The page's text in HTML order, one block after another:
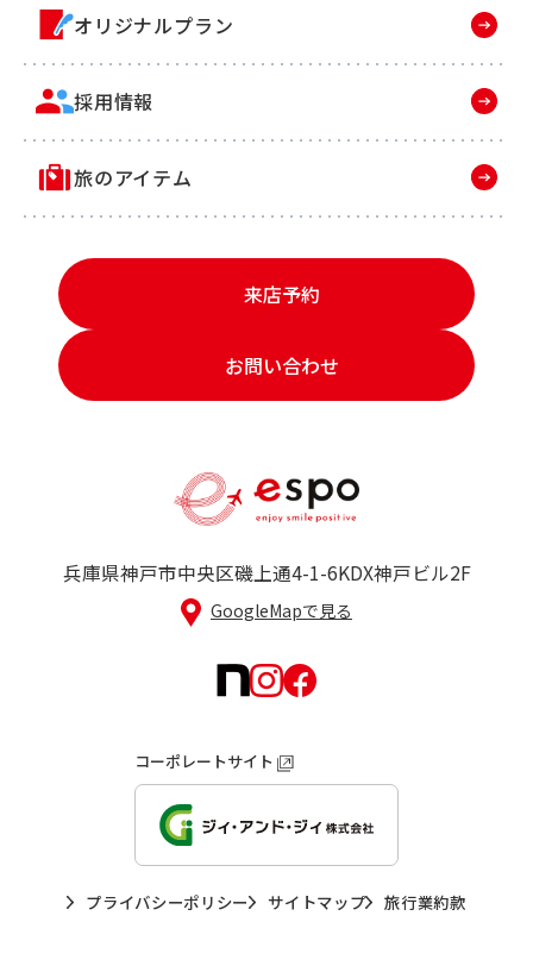
オリジナルプラン
採用情報
旅のアイテム
来店予約
お問い合わせ
兵庫県神戸市中央区磯上通4-1-6KDX神戸ビル2F
GoogleMapで見る
コーポレートサイト
プライバシーポリシー サイトマップ 旅行業約款